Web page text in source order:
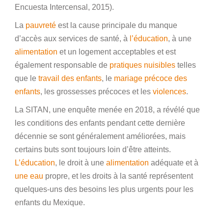
Encuesta Intercensal, 2015).
La pauvreté est la cause principale du manque
d’accès aux services de santé, à l’éducation, à une
alimentation et un logement acceptables et est
également responsable de pratiques nuisibles telles
que le travail des enfants, le mariage précoce des
enfants, les grossesses précoces et les violences.
La SITAN, une enquête menée en 2018, a révélé que
les conditions des enfants pendant cette dernière
décennie se sont généralement améliorées, mais
certains buts sont toujours loin d’être atteints.
L’éducation, le droit à une alimentation adéquate et à
une eau propre, et les droits à la santé représentent
quelques-uns des besoins les plus urgents pour les
enfants du Mexique.